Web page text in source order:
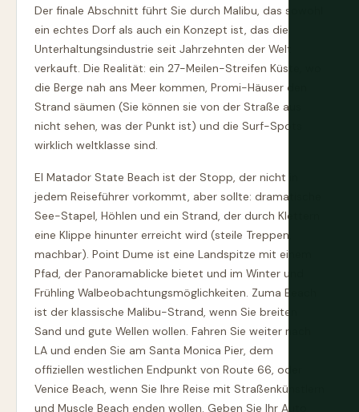
Der finale Abschnitt führt Sie durch Malibu, das sowohl
ein echtes Dorf als auch ein Konzept ist, das die
Unterhaltungsindustrie seit Jahrzehnten der Welt
verkauft. Die Realität: ein 27-Meilen-Streifen Küste, wo
die Berge nah ans Meer kommen, Promi-Häuser den
Strand säumen (Sie können sie von der Straße aus
nicht sehen, was der Punkt ist) und die Surf-Spots
wirklich weltklasse sind.
El Matador State Beach ist der Stopp, der nicht in
jedem Reiseführer vorkommt, aber sollte: dramatische
See-Stapel, Höhlen und ein Strand, der durch Klettern
eine Klippe hinunter erreicht wird (steile Treppen,
machbar). Point Dume ist eine Landspitze mit einem
Pfad, der Panoramablicke bietet und im Winter und
Frühling Walbeobachtungsmöglichkeiten. Zuma Beach
ist der klassische Malibu-Strand, wenn Sie breiten
Sand und gute Wellen wollen. Fahren Sie weiter nach
LA und enden Sie am Santa Monica Pier, dem
offiziellen westlichen Endpunkt von Route 66, oder
Venice Beach, wenn Sie Ihre Reise mit Straßenkünstlern
und Muscle Beach enden wollen. Geben Sie Ihr Auto